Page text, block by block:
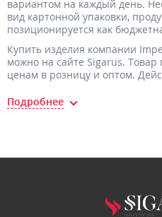
вариантом на каждый день.
вид картонной упаковки,
позиционируется как
Купить изделия компании
можно на сайте Sigarus.
ценам в розницу и оптом.